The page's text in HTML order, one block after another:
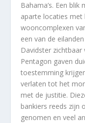
Bahama’s. Een
aparte locaties met
wooncomplexen
een van de
Davidster
Pentagon gaven
toestemming
verlaten tot het
met de justitie.
bankiers reeds zijn
genomen en veel